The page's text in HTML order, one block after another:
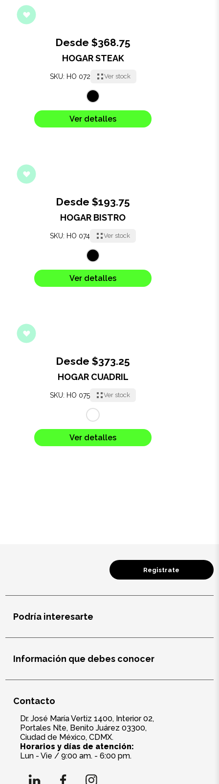
Desde $368.75
HOGAR STEAK
SKU: HO 072 Ver stock
Ver detalles
Desde $193.75
HOGAR BISTRO
SKU: HO 074 Ver stock
Ver detalles
Desde $373.25
HOGAR CUADRIL
SKU: HO 075 Ver stock
Ver detalles
Registrate
Podría interesarte
Información que debes conocer
Contacto
Dr. José María Vertiz 1400, Interior 02,
Portales Nte, Benito Juárez 03300,
Ciudad de México, CDMX.
Horarios y días de atención:
Lun - Vie / 9:00 am. - 6:00 pm.